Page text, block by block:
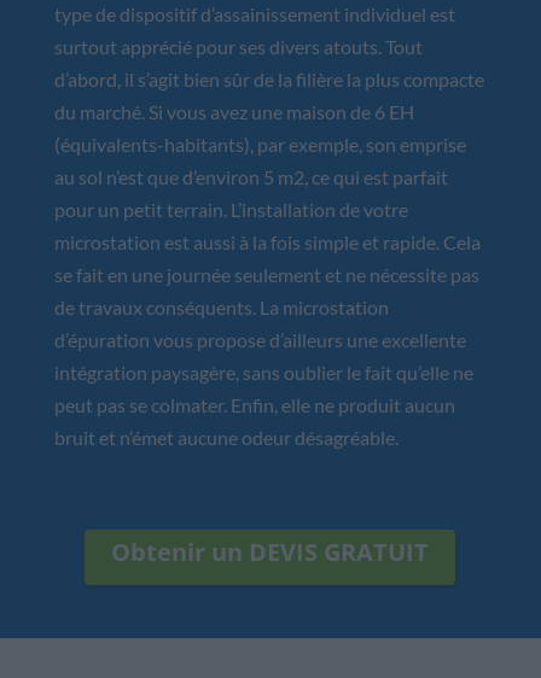
type de dispositif d’assainissement individuel est
surtout apprécié pour ses divers atouts. Tout
d’abord, il s’agit bien sûr de la filière la plus compacte
du marché. Si vous avez une maison de 6 EH
(équivalents-habitants), par exemple, son emprise
au sol n’est que d’environ 5 m2, ce qui est parfait
pour un petit terrain. L’installation de votre
microstation est aussi à la fois simple et rapide. Cela
se fait en une journée seulement et ne nécessite pas
de travaux conséquents. La microstation
d’épuration vous propose d’ailleurs une excellente
intégration paysagère, sans oublier le fait qu’elle ne
peut pas se colmater. Enfin, elle ne produit aucun
bruit et n’émet aucune odeur désagréable.
Obtenir un DEVIS GRATUIT